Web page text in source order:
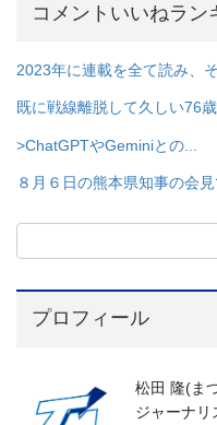
コメントいいねラン
2023年に連載を全て読み、
既に戦線離脱して久しい76
>ChatGPTやGeminiとの...
８月６日の熊本県知事の会見
プロフィール
松田 隆(ま
ジャーナリ